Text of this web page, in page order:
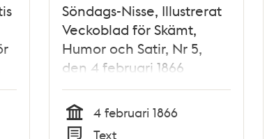
Söndags-Nisse, Illustrerat
Veckoblad för Skämt,
Humor och Satir, Nr 5,
den 4 februari 1866
Tid
4 februari 1866
Text